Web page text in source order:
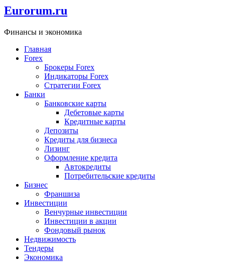
Eurorum.ru
Финансы и экономика
Главная
Forex
Брокеры Forex
Индикаторы Forex
Стратегии Forex
Банки
Банковские карты
Дебетовые карты
Кредитные карты
Депозиты
Кредиты для бизнеса
Лизинг
Оформление кредита
Автокредиты
Потребительские кредиты
Бизнес
Франшиза
Инвестиции
Венчурные инвестиции
Инвестиции в акции
Фондовый рынок
Недвижимость
Тендеры
Экономика